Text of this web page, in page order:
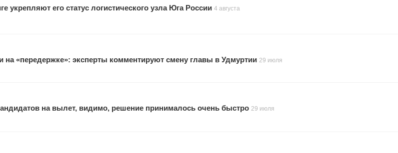
его статус логистического узла Юга России 4 августа
«передержке»: эксперты комментируют смену главы в Удмуртии 29 июля
на вылет, видимо, решение принималось очень быстро 29 июля